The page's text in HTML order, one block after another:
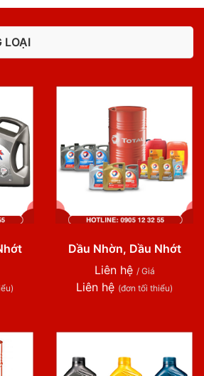
LOẠI
Dầu Nhờn, Dầu Nhớt
Liên hệ / Giá
Liên hệ (đơn tối thiểu)